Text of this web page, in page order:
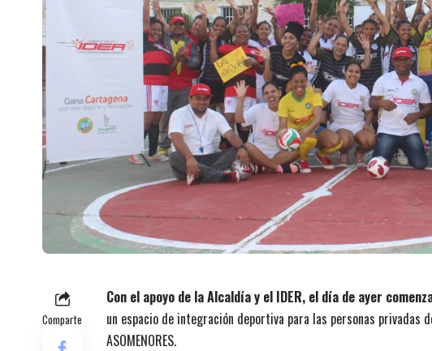
Comparte
Con el apoyo de la Alcaldía y el IDER, el día de ayer
un espacio de integración deportiva para las personas privadas
ASOMENORES.